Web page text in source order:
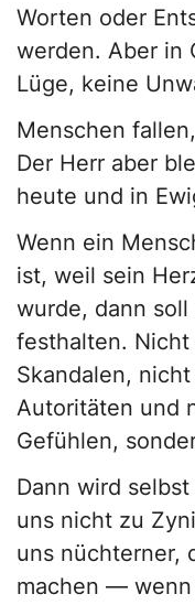
Worten oder
werden. Aber in
Lüge, keine
Menschen
Der Herr aber
heute und in
Wenn ein
ist, weil sein
wurde, dann
festhalten.
Skandalen,
Autoritäten und
Gefühlen,
Dann wird
uns nicht zu
uns nüchterner,
machen —